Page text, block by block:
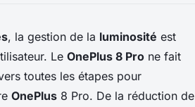
, la gestion de la luminosité est
Le OnePlus 8 Pro ne fait
toutes les étapes pour
OnePlus 8 Pro. De la réduction de